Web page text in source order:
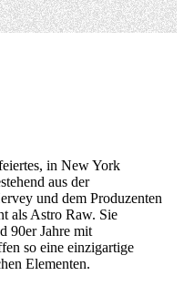
in New York
aus der
und dem Produzenten
als Astro Raw. Sie
90er Jahre mit
so eine einzigartige
Elementen.